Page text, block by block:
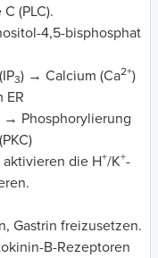
(PLC).
4,5-bisphosphat
3) → Calcium (Ca2+)
ER
→ Phosphorylierung
aktivieren die H+/K+-
Gastrin freizusetzen.
B-Rezeptoren